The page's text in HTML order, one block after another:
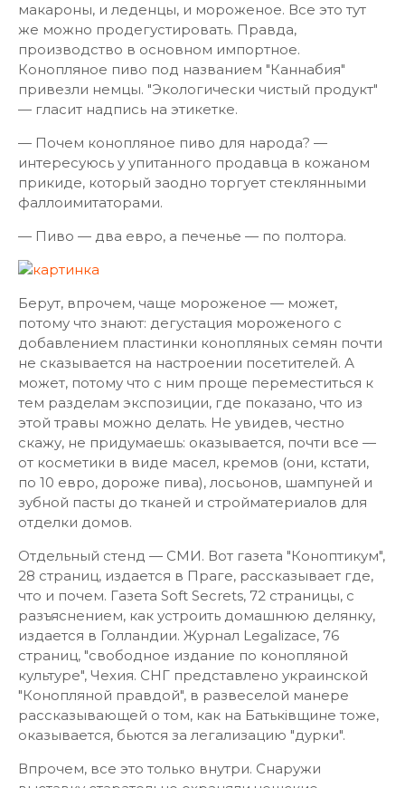
макароны, и леденцы, и мороженое. Все это тут
же можно продегустировать. Правда,
производство в основном импортное.
Конопляное пиво под названием "Каннабия"
привезли немцы. "Экологически чистый продукт"
— гласит надпись на этикетке.
— Почем конопляное пиво для народа? —
интересуюсь у упитанного продавца в кожаном
прикиде, который заодно торгует стеклянными
фаллоимитаторами.
— Пиво — два евро, а печенье — по полтора.
Берут, впрочем, чаще мороженое — может,
потому что знают: дегустация мороженого с
добавлением пластинки конопляных семян почти
не сказывается на настроении посетителей. А
может, потому что с ним проще переместиться к
тем разделам экспозиции, где показано, что из
этой травы можно делать. Не увидев, честно
скажу, не придумаешь: оказывается, почти все —
от косметики в виде масел, кремов (они, кстати,
по 10 евро, дороже пива), лосьонов, шампуней и
зубной пасты до тканей и стройматериалов для
отделки домов.
Отдельный стенд — СМИ. Вот газета "Коноптикум",
28 страниц, издается в Праге, рассказывает где,
что и почем. Газета Soft Secrets, 72 страницы, с
разъяснением, как устроить домашнюю делянку,
издается в Голландии. Журнал Legalizace, 76
страниц, "свободное издание по конопляной
культуре", Чехия. СНГ представлено украинской
"Конопляной правдой", в развеселой манере
рассказывающей о том, как на Батькiвщине тоже,
оказывается, бьются за легализацию "дурки".
Впрочем, все это только внутри. Снаружи